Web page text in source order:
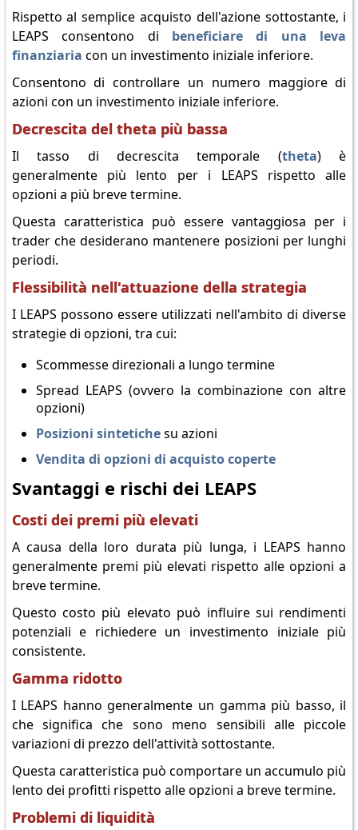
Rispetto al semplice acquisto dell'azione sottostante, i
LEAPS consentono di beneficiare di una leva
finanziaria con un investimento iniziale inferiore.
Consentono di controllare un numero maggiore di
azioni con un investimento iniziale inferiore.
Decrescita del theta più bassa
Il tasso di decrescita temporale (theta) è
generalmente più lento per i LEAPS rispetto alle
opzioni a più breve termine.
Questa caratteristica può essere vantaggiosa per i
trader che desiderano mantenere posizioni per lunghi
periodi.
Flessibilità nell'attuazione della strategia
I LEAPS possono essere utilizzati nell'ambito di diverse
strategie di opzioni, tra cui:
Scommesse direzionali a lungo termine
Spread LEAPS (ovvero la combinazione con altre
opzioni)
Posizioni sintetichesu azioni
Vendita di opzioni di acquisto coperte
Svantaggi e rischi dei LEAPS
Costi dei premi più elevati
A causa della loro durata più lunga, i LEAPS hanno
generalmente premi più elevati rispetto alle opzioni a
breve termine.
Questo costo più elevato può influire sui rendimenti
potenziali e richiedere un investimento iniziale più
consistente.
Gamma ridotto
I LEAPS hanno generalmente un gamma più basso, il
che significa che sono meno sensibili alle piccole
variazioni di prezzo dell'attività sottostante.
Questa caratteristica può comportare un accumulo più
lento dei profitti rispetto alle opzioni a breve termine.
Problemi di liquidità